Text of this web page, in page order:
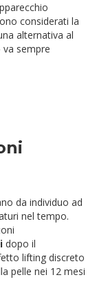
considerati la
alternativa al
va sempre
da individuo ad
nel tempo.
dopo il
lifting discreto
pelle nei 12 mesi